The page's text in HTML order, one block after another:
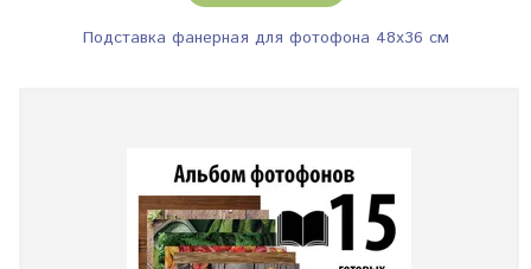
Подставка фанерная для фотофона 48х36 см